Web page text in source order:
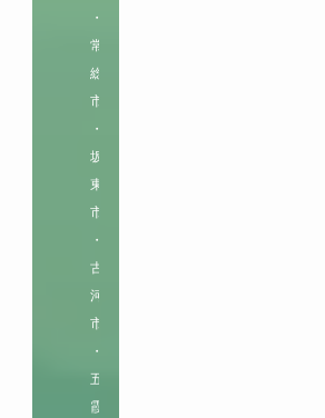
・
常
総
市
・
坂
東
市
・
古
河
市
・
五
霞